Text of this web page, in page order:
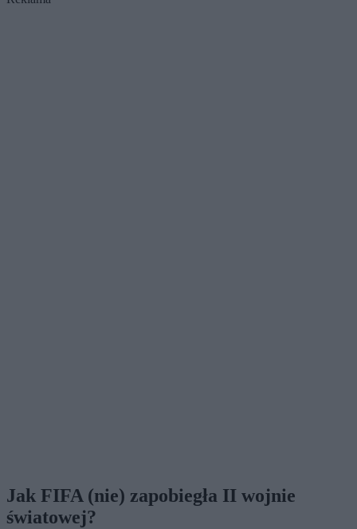
Jak FIFA (nie) zapobiegła II wojnie
światowej?